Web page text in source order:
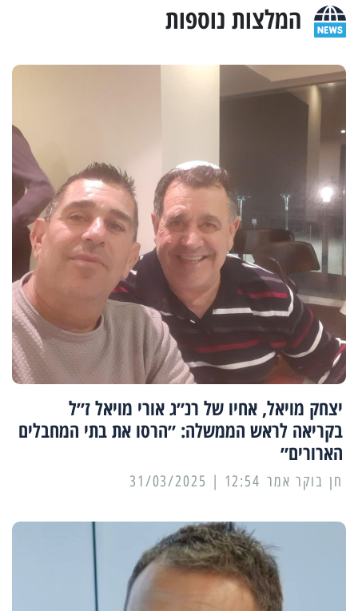
המלצות נוספות
יצחק מויאל, אחיו של רנ״ג אורי מויאל ז״ל
בקריאה לראש הממשלה: ״הרסו את בתי המחבלים
הארורים״
12:54 | 31/03/2025